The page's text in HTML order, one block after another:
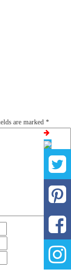
are marked *